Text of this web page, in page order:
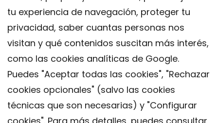
tu experiencia de navegación, proteger tu
privacidad, saber cuantas personas nos
visitan y qué contenidos suscitan más interés,
como las cookies analíticas de Google.
Puedes "Aceptar todas las cookies", "Rechazar
cookies opcionales" (salvo las cookies
técnicas que son necesarias) y "Configurar
cookies". Para más detalles, puedes consultar
Contacto